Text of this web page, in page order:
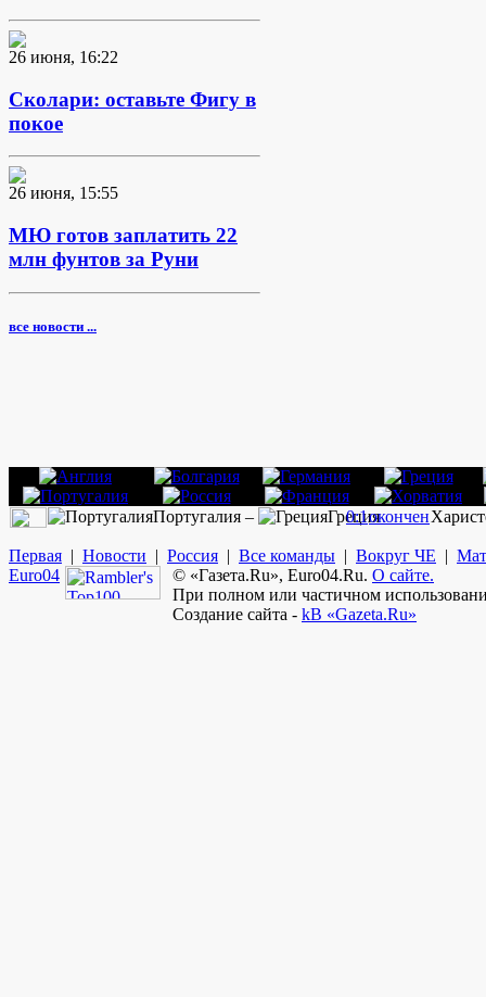
26 июня, 16:22
Сколари: оставьте Фигу в
покое
26 июня, 15:55
МЮ готов заплатить 22
млн фунтов за Руни
все новости ...
Португалия – Греция
0:1окончен
Первая | Новости | Россия | Все команды | Вокруг ЧЕ |
Euro04 © «Газета.Ru», Euro04.Ru. О сайте.
При полном или частичном
Создание сайта - kB «Gazeta.Ru»